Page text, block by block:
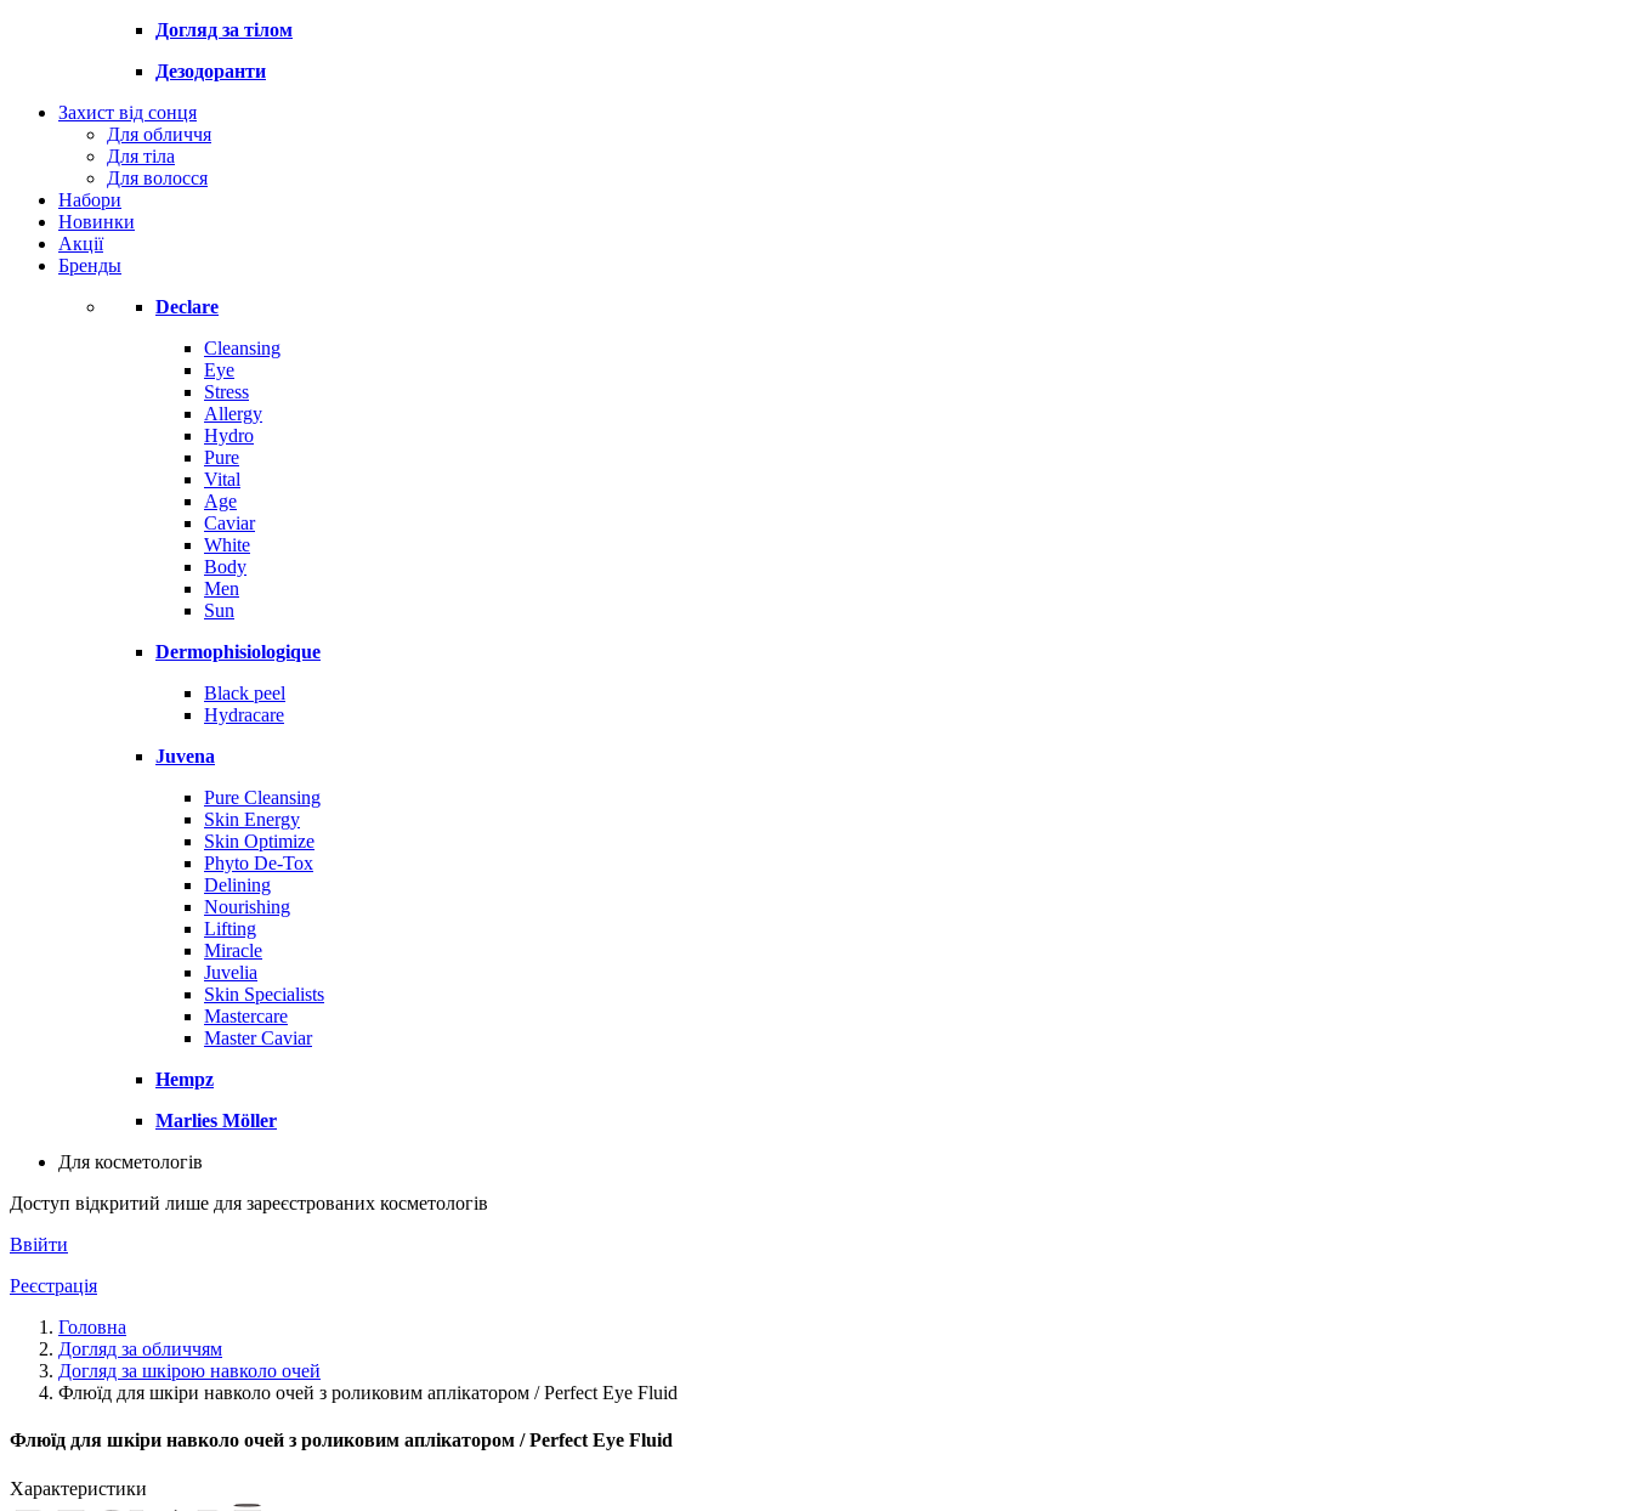
Догляд за тілом
Дезодоранти
Захист від сонця
Для обличчя
Для тіла
Для волосся
Набори
Новинки
Акції
Бренды
Declare
Cleansing
Eye
Stress
Allergy
Hydro
Pure
Vital
Age
Caviar
White
Body
Men
Sun
Dermophisiologique
Black peel
Hydracare
Juvena
Pure Cleansing
Skin Energy
Skin Optimize
Phyto De-Tox
Delining
Nourishing
Lifting
Miracle
Juvelia
Skin Specialists
Mastercare
Master Caviar
Hempz
Marlies Möller
Для косметологів
Доступ відкритий лише для зареєстрованих косметологів
Ввійти
Реєстрація
Головна
Догляд за обличчям
Догляд за шкірою навколо очей
Флюїд для шкіри навколо очей з роликовим аплікатором / Perfect Eye Fluid
Флюїд для шкіри навколо очей з роликовим аплікатором / Perfect Eye Fluid
Характеристики